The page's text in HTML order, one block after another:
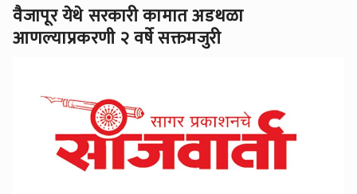
वैजापूर येथे सरकारी कामात अडथळा
आणल्याप्रकरणी २ वर्षे सक्तमजुरी